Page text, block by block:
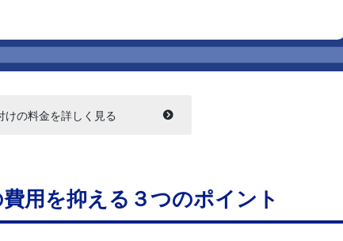
けの料金を詳しく見る
用を抑える３つのポイント